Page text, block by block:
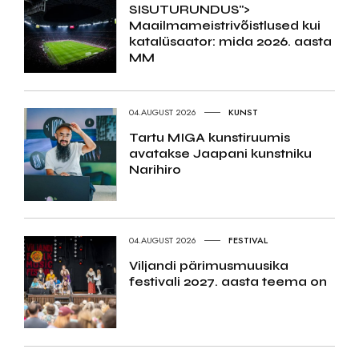
SISUTURUNDUS">
Maailmameistrivõistlused kui
katalüsaator: mida 2026. aasta
MM
04.AUGUST 2026 KUNST
Tartu MIGA kunstiruumis
avatakse Jaapani kunstniku
Narihiro
04.AUGUST 2026 FESTIVAL
Viljandi pärimusmuusika
festivali 2027. aasta teema on